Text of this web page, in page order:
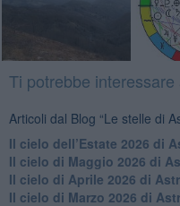
Ti potrebbe interessare
Articoli dal Blog “Le stelle di
​Il cielo dell’Estate 2026 di
​Il cielo di Maggio 2026 di
​Il cielo di Aprile 2026 di
​Il cielo di Marzo 2026 di